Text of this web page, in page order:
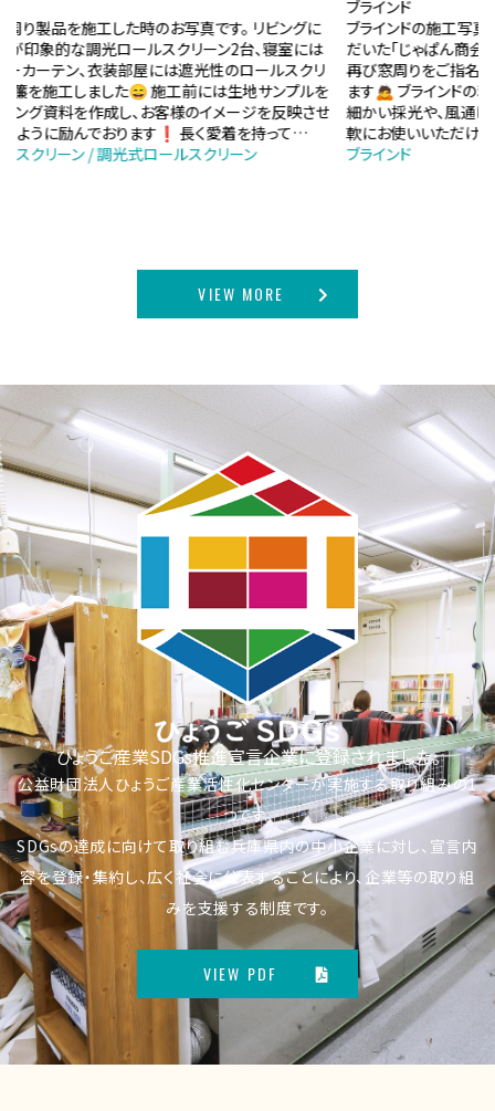
ブラインドの施工写真です。 以前、外付けロールを施工させていた
だいた「じゃぱん商会」様が、新事務所を設けられたということで、
再び窓周りをご指名いただきました😊❗ 誠にありがとうござい
ます🙇 ブラインドの利点は、スラット(羽根)の角度を変えることで、
細かい採光や、風通しができることです☺✨ シーンに合わせて柔
軟にお使いいただければ幸いです🙌
ブラインド
VIEW MORE
ひょうご産業SDGs推進宣言企業に登録されました。
公益財団法人ひょうご産業活性化センターが実施する取り組みの1
つです。
SDGsの達成に向けて取り組む兵庫県内の中小企業に対し、宣言内
容を登録・集約し、広く社会に公表することにより、企業等の取り組
みを支援する制度です。
VIEW PDF